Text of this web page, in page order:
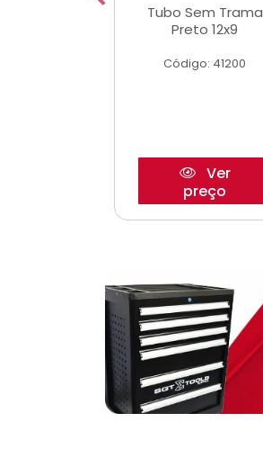
Tubo Sem Trama
Preto 12x9
Código: 41200
Ver
preço